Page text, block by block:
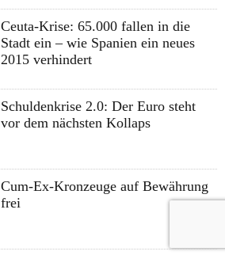
Ceuta-Krise: 65.000 fallen in die
Stadt ein – wie Spanien ein neues
2015 verhindert
Schuldenkrise 2.0: Der Euro steht
vor dem nächsten Kollaps
Cum-Ex-Kronzeuge auf Bewährung
frei